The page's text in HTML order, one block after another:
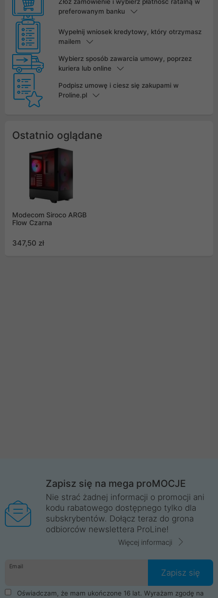
preferowanym banku
Wypełnij wniosek kredytowy, który otrzymasz
mailem
Wybierz sposób zawarcia umowy, poprzez
kuriera lub online
Podpisz umowę i ciesz się zakupami w
Proline.pl
Ostatnio oglądane
Modecom Siroco ARGB
Flow Czarna
347,50 zł
Zapisz się na mega proMOCJE
Nie strać żadnej informacji o promocji ani
kodu rabatowego dostępnego tylko dla
subskrybentów. Dołącz teraz do grona
odbiorców newslettera ProLine!
Więcej informacji
Email
Zapisz się
Oświadczam, że mam ukończone 16 lat. Wyrażam zgodę na